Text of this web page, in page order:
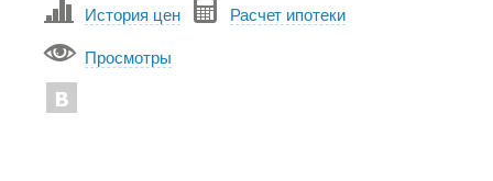
История цен Расчет ипотеки
Просмотры